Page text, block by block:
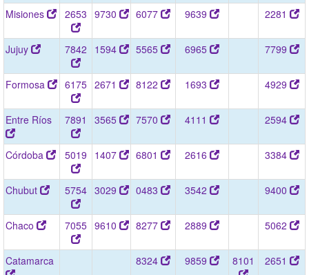
Misiones 2653 9730 6077 9639 2281
Jujuy 7842 1594 5565 6965 7799
Formosa 6175 2671 8122 1693 4929
Entre Ríos 7891 3565 7570 4111 2594
Córdoba 5019 1407 6801 2616 3384
Chubut 5754 3029 0483 3542 9400
Chaco 7055 9610 8277 2889 5062
Catamarca 8324 9859 8101 2651